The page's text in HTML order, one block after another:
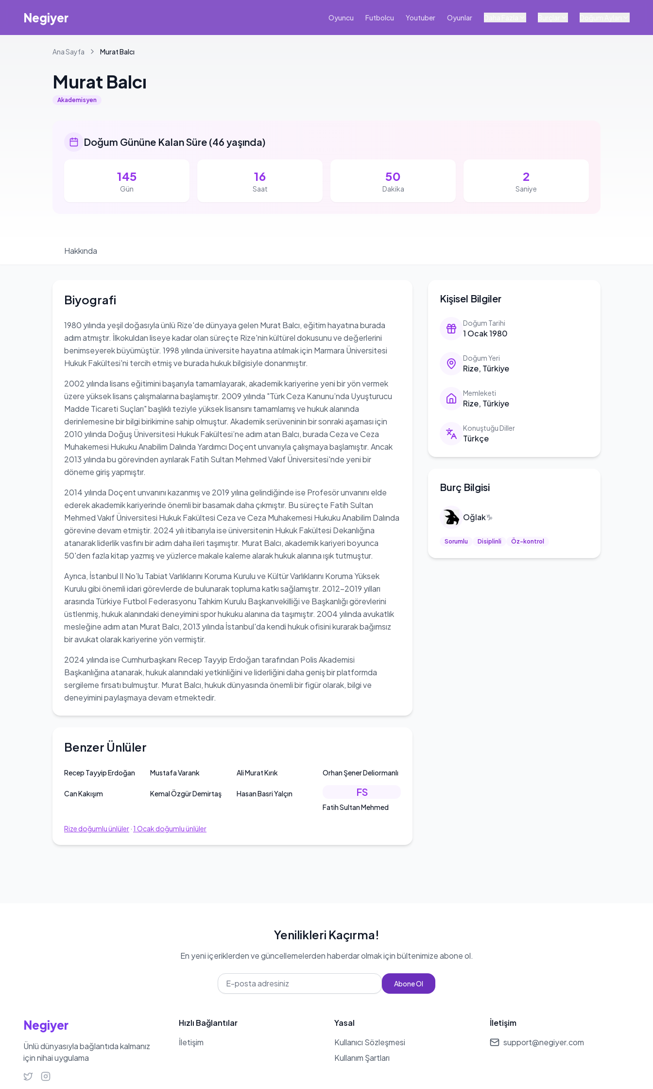
Negiyer Oyuncu Futbolcu Youtuber Oyunlar
Ana Sayfa MuratBalcı
Murat Balcı
Akademisyen
Doğum Gününe Kalan Süre (46 yaşında)
145
Gün
16
Saat
50
Dakika
1
Saniye
Hakkında
Kişisel Bilgiler
Doğum Tarihi
1 Ocak 1980
Doğum Yeri
Rize, Türkiye
Memleketi
Rize, Türkiye
Konuştuğu Diller
Türkçe
Burç Bilgisi
Oğlak♑
Sorumlu Disiplinli Öz-kontrol
Biyografi
1980 yılında yeşil doğasıyla ünlü Rize'de dünyaya gelen Murat Balcı, eğitim hayatına burada
adım atmıştır. İlkokuldan liseye kadar olan süreçte Rize'nin kültürel dokusunu ve değerlerini
benimseyerek büyümüştür. 1998 yılında üniversite hayatına atılmak için Marmara Üniversitesi
Hukuk Fakültesi'ni tercih etmiş ve burada hukuk bilgisiyle donanmıştır.
2002 yılında lisans eğitimini başarıyla tamamlayarak, akademik kariyerine yeni bir yön vermek
üzere yüksek lisans çalışmalarına başlamıştır. 2009 yılında "Türk Ceza Kanunu’nda Uyuşturucu
Madde Ticareti Suçları" başlıklı teziyle yüksek lisansını tamamlamış ve hukuk alanında
derinlemesine bir bilgi birikimine sahip olmuştur. Akademik serüveninin bir sonraki aşaması için
2010 yılında Doğuş Üniversitesi Hukuk Fakültesi’ne adım atan Balcı, burada Ceza ve Ceza
Muhakemesi Hukuku Anabilim Dalında Yardımcı Doçent unvanıyla çalışmaya başlamıştır. Ancak
2013 yılında bu görevinden ayrılarak Fatih Sultan Mehmed Vakıf Üniversitesi'nde yeni bir
döneme giriş yapmıştır.
2014 yılında Doçent unvanını kazanmış ve 2019 yılına gelindiğinde ise Profesör unvanını elde
ederek akademik kariyerinde önemli bir basamak daha çıkmıştır. Bu süreçte Fatih Sultan
Mehmed Vakıf Üniversitesi Hukuk Fakültesi Ceza ve Ceza Muhakemesi Hukuku Anabilim Dalında
görevine devam etmiştir. 2024 yılı itibarıyla ise üniversitenin Hukuk Fakültesi Dekanlığına
atanarak liderlik vasfını bir adım daha ileri taşımıştır. Murat Balcı, akademik kariyeri boyunca
50'den fazla kitap yazmış ve yüzlerce makale kaleme alarak hukuk alanına ışık tutmuştur.
Ayrıca, İstanbul II No’lu Tabiat Varlıklarını Koruma Kurulu ve Kültür Varlıklarını Koruma Yüksek
Kurulu gibi önemli idari görevlerde de bulunarak topluma katkı sağlamıştır. 2012-2019 yılları
arasında Türkiye Futbol Federasyonu Tahkim Kurulu Başkanvekilliği ve Başkanlığı görevlerini
üstlenmiş, hukuk alanındaki deneyimini spor hukuku alanına da taşımıştır. 2004 yılında avukatlık
mesleğine adım atan Murat Balcı, 2013 yılında İstanbul'da kendi hukuk ofisini kurarak bağımsız
bir avukat olarak kariyerine yön vermiştir.
2024 yılında ise Cumhurbaşkanı Recep Tayyip Erdoğan tarafından Polis Akademisi
Başkanlığına atanarak, hukuk alanındaki yetkinliğini ve liderliğini daha geniş bir platformda
sergileme fırsatı bulmuştur. Murat Balcı, hukuk dünyasında önemli bir figür olarak, bilgi ve
deneyimini paylaşmaya devam etmektedir.
Benzer Ünlüler
Recep Tayyip Erdoğan Mustafa Varank Ali Murat Kırık Orhan Şener Deliormanlı
Can Kakışım Kemal Özgür Demirtaş Hasan Basri Yalçın FS
Fatih Sultan Mehmed
Rize doğumlu ünlüler· 1 Ocak doğumlu ünlüler
Yenilikleri Kaçırma!
En yeni içeriklerden ve güncellemelerden haberdar olmak için bültenimize abone ol.
Abone Ol
Negiyer
Ünlü dünyasıyla bağlantıda kalmanız
için nihai uygulama
Hızlı Bağlantılar
İletişim
Yasal
Kullanıcı Sözleşmesi
Kullanım Şartları
İletişim
support@negiyer.com